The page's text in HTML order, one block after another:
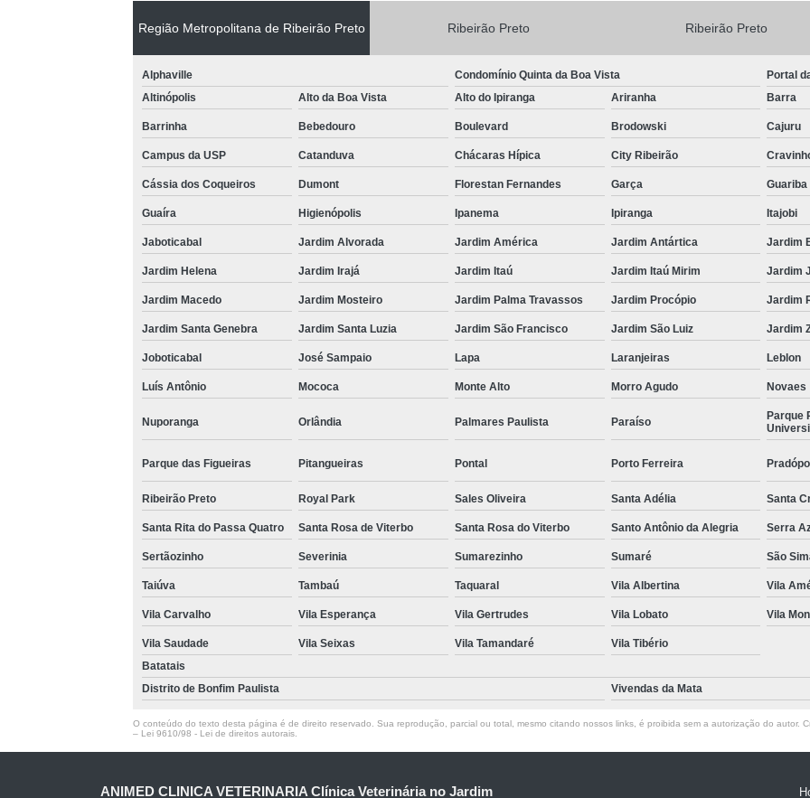
Região Metropolitana de Ribeirão Preto Ribeirão Preto Ribeirão Preto
Alphaville Condomínio Quinta da Boa Vista
Portal
Altinópolis
Alto da Boa Vista Alto do Ipiranga Ariranha Barra
Barrinha Bebedouro Boulevard Brodowski Cajuru
Campus da USP Catanduva Chácaras Hípica City Ribeirão
Cássia dos Coqueiros Dumont Florestan Fernandes Garça Guariba
Guaíra Higienópolis Ipanema Ipiranga Itajobi
Jaboticabal Jardim Alvorada Jardim América Jardim Antártica Jardim
Jardim Helena Jardim Irajá Jardim Itaú Jardim Itaú Mirim Jardim
Jardim Macedo Jardim Mosteiro Jardim Palma Travassos Jardim Procópio Jardim
Jardim Santa Genebra Jardim Santa Luzia Jardim São Francisco Jardim São Luiz Jardim
Joboticabal José Sampaio Lapa Laranjeiras Leblon
Luís Antônio Mococa Monte Alto Morro Agudo Novaes
Nuporanga Orlândia Palmares Paulista Paraíso
Parque
Parque das Figueiras Pitangueiras Pontal Porto Ferreira
Ribeirão Preto Royal Park Sales Oliveira Santa Adélia Santa
Santa Rita do Passa Quatro Santa Rosa de Viterbo Santa Rosa do Viterbo Santo Antônio da Alegria Serra
Sertãozinho Severinia Sumarezinho Sumaré São
Taiúva Tambaú Taquaral Vila Albertina Vila
Vila Carvalho Vila Esperança Vila Gertrudes Vila Lobato Vila
Vila Saudade Vila Seixas Vila Tamandaré
Vila Tibério
Batatais
Distrito de Bonfim Paulista
Vivendas da Mata
O conteúdo do texto desta página é de direito reservado. Sua reprodução, parcial ou total, mesmo citando nossos links, é proibida sem a autorização do autor.
– Lei 9610/98 - Lei de direitos autorais.
ANIMED CLINICA VETERINARIA Clínica Veterinária no Jardim